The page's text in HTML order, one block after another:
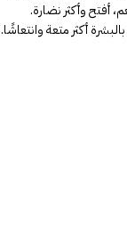
أفتح وأكثر نضارة.
أكثر متعة وانتعاشًا.